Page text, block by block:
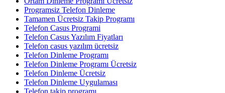
Programsiz Telefon Dinleme
Tamamen Ücretsiz Takip Programı
Telefon Casus Programi
Telefon Casus Yazılım Fiyatları
Telefon casus yazılım ücretsiz
Telefon Dinleme Programı
Telefon Dinleme Programı Ücretsiz
Telefon Dinleme Ücretsiz
Telefon Dinleme Uygulaması
Telefon takip programı